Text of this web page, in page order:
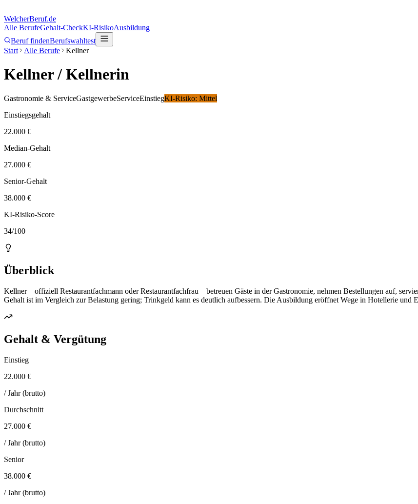
WelcherBeruf.de
Alle BerufeGehalt-CheckKI-RisikoAusbildung
Beruf findenBerufswahltest
Start
Alle Berufe Kellner
Kellner/ Kellnerin
Gastronomie & ServiceGastgewerbeServiceEinstiegKI-Risiko: Mittel
Einstiegsgehalt
22.000 €
Median-Gehalt
27.000 €
Senior-Gehalt
38.000 €
KI-Risiko-Score
34/100
Überblick
Kellner – offiziell Restaurantfachmann oder Restaurantfachfrau – betreuen Gäste in der Gastronomie, nehmen Bestellungen auf,
Gehalt ist im Vergleich zur Belastung gering; Trinkgeld kann es deutlich aufbessern. Die Ausbildung eröffnet Wege in Hotellerie und
Gehalt & Vergütung
Einstieg
22.000 €
/ Jahr (brutto)
Durchschnitt
27.000 €
/ Jahr (brutto)
Senior
38.000 €
/ Jahr (brutto)